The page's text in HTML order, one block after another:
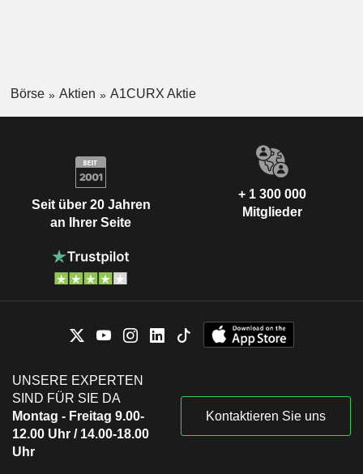
Börse Aktien A1CURX Aktie
Seit über 20 Jahren
an Ihrer Seite
+ 1 300 000
Mitglieder
UNSERE EXPERTEN
SIND FÜR SIE DA
Montag - Freitag 9.00-
12.00 Uhr / 14.00-18.00
Uhr
Kontaktieren Sie uns